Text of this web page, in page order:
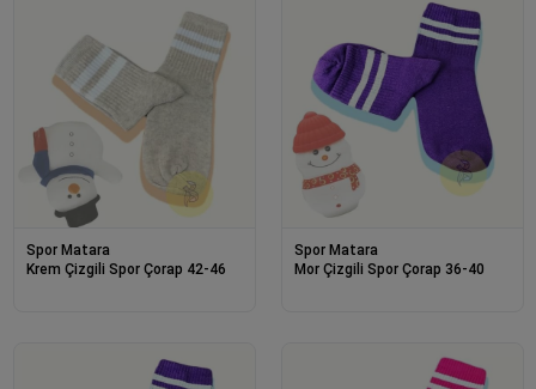
Spor Matara
Krem Çizgili Spor Çorap 42-46
Spor Matara
Mor Çizgili Spor Çorap 36-40